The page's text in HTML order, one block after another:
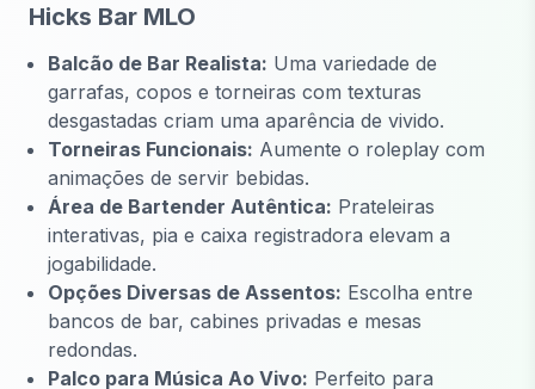
Hicks Bar MLO
Balcão de Bar Realista: Uma variedade de
garrafas, copos e torneiras com texturas
desgastadas criam uma aparência de vivido.
Torneiras Funcionais: Aumente o roleplay com
animações de servir bebidas.
Área de Bartender Autêntica: Prateleiras
interativas, pia e caixa registradora elevam a
jogabilidade.
Opções Diversas de Assentos: Escolha entre
bancos de bar, cabines privadas e mesas
redondas.
Palco para Música Ao Vivo: Perfeito para